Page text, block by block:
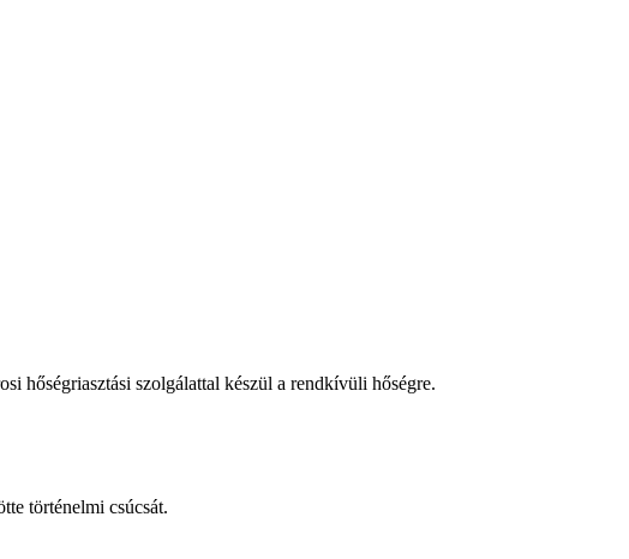
hőségriasztási szolgálattal készül a rendkívüli hőségre.
történelmi csúcsát.